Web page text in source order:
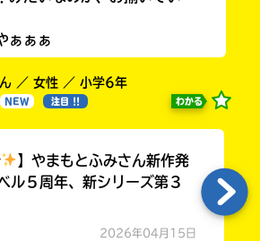
ぁぁぁ
／ 女性 ／ 小学6年
NEW 注目 !! わかる
】やまもとふみさん新作発
ル５周年、新シリーズ第３
2026年04月15日